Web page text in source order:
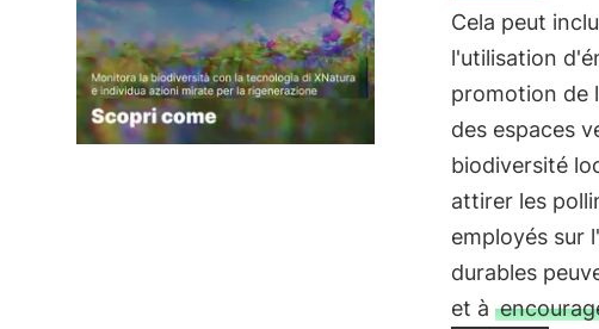
Cela peut
l'utilisation
promotion de
des espaces
biodiversité
attirer les
employés sur
durables
et à